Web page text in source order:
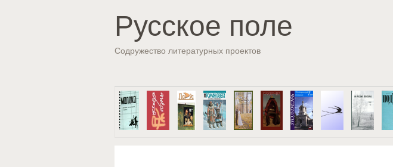
Русское поле
Содружество литературных проектов